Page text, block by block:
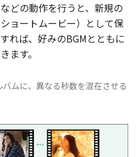
どの動作を行うと、新規の
ョートムービー）として保
れば、好みのBGMとともに
ます。
ムに、異なる秒数を混在させる